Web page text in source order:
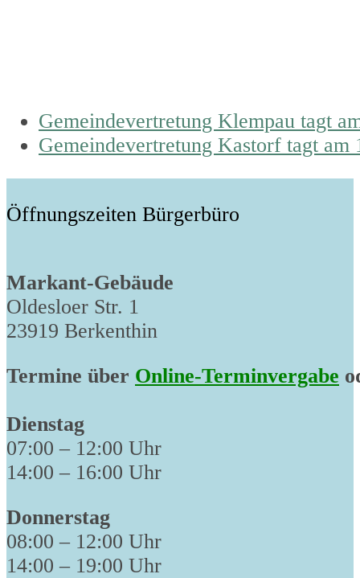
previous
post:
Gemeindevertretung Klempau tagt
next
Gemeindevertretung Kastorf tagt am
Öffnungszeiten Bürgerbüro
Markant-Gebäude
Oldesloer Str. 1
23919 Berkenthin
Termine über Online-Terminvergabe
Dienstag
07:00 – 12:00 Uhr
14:00 – 16:00 Uhr
Donnerstag
08:00 – 12:00 Uhr
14:00 – 19:00 Uhr